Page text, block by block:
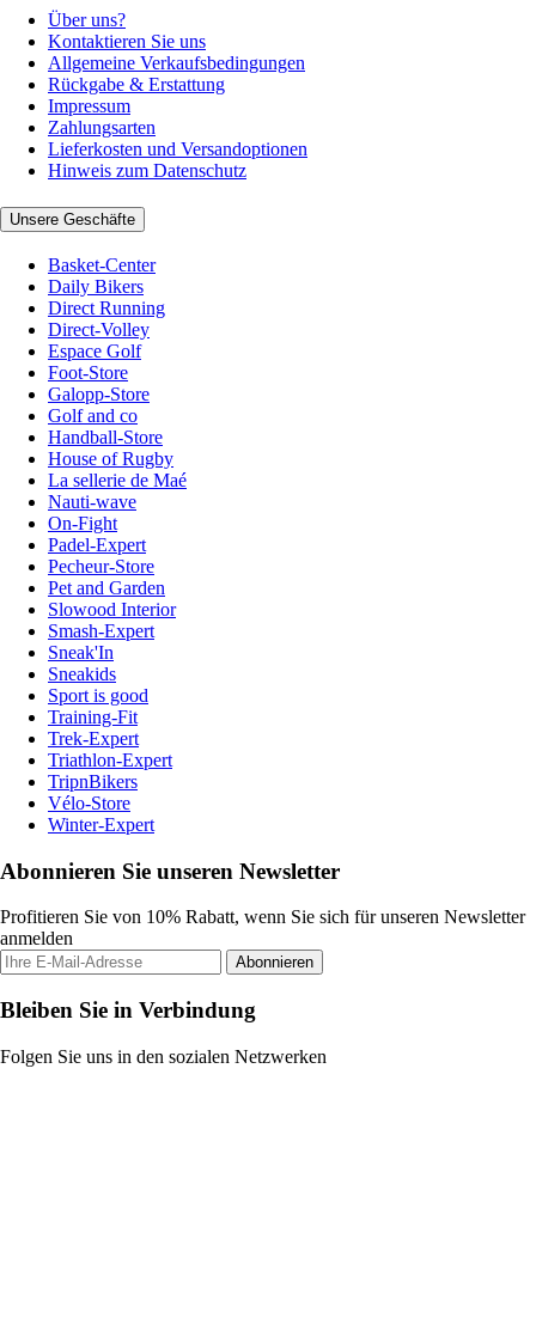
Über uns?
Kontaktieren Sie uns
Allgemeine Verkaufsbedingungen
Rückgabe & Erstattung
Impressum
Zahlungsarten
Lieferkosten und Versandoptionen
Hinweis zum Datenschutz
Unsere Geschäfte
Basket-Center
Daily Bikers
Direct Running
Direct-Volley
Espace Golf
Foot-Store
Galopp-Store
Golf and co
Handball-Store
House of Rugby
La sellerie de Maé
Nauti-wave
On-Fight
Padel-Expert
Pecheur-Store
Pet and Garden
Slowood Interior
Smash-Expert
Sneak'In
Sneakids
Sport is good
Training-Fit
Trek-Expert
Triathlon-Expert
TripnBikers
Vélo-Store
Winter-Expert
Abonnieren Sie unseren Newsletter
Profitieren Sie von 10% Rabatt, wenn Sie sich für unseren Newsletter
anmelden
Abonnieren
Bleiben Sie in Verbindung
Folgen Sie uns in den sozialen Netzwerken